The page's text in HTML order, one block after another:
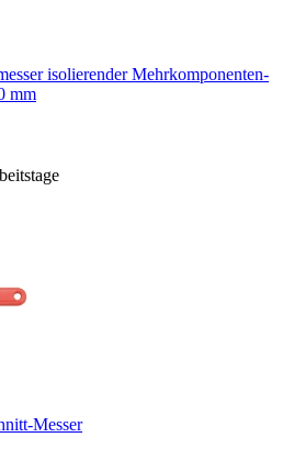
isolierender Mehrkomponenten-
mm
Messer